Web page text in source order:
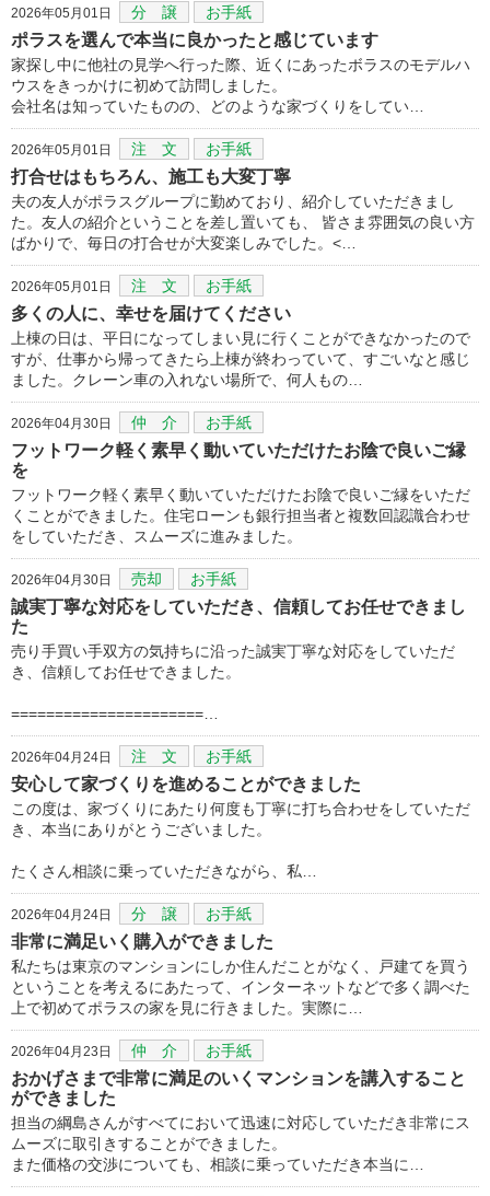
2026年05月01日 分 譲 お手紙
ポラスを選んで本当に良かったと感じています
家探し中に他社の見学へ行った際、近くにあったボラスのモデルハ
ウスをきっかけに初めて訪問しました。
会社名は知っていたものの、どのような家づくりをしてい…
2026年05月01日 注 文 お手紙
打合せはもちろん、施工も大変丁寧
夫の友人がポラスグループに勤めており、紹介していただきまし
た。友人の紹介ということを差し置いても、 皆さま雰囲気の良い方
ばかりで、毎日の打合せが大変楽しみでした。<…
2026年05月01日 注 文 お手紙
多くの人に、幸せを届けてください
上棟の日は、平日になってしまい見に行くことができなかったので
すが、仕事から帰ってきたら上棟が終わっていて、すごいなと感じ
ました。クレーン車の入れない場所で、何人もの…
2026年04月30日 仲 介 お手紙
フットワーク軽く素早く動いていただけたお陰で良いご縁
を
フットワーク軽く素早く動いていただけたお陰で良いご縁をいただ
くことができました。住宅ローンも銀行担当者と複数回認識合わせ
をしていただき、スムーズに進みました。
2026年04月30日 売却 お手紙
誠実丁寧な対応をしていただき、信頼してお任せできまし
た
売り手買い手双方の気持ちに沿った誠実丁寧な対応をしていただ
き、信頼してお任せできました。
======================…
2026年04月24日 注 文 お手紙
安心して家づくりを進めることができました
この度は、家づくりにあたり何度も丁寧に打ち合わせをしていただ
き、本当にありがとうございました。
たくさん相談に乗っていただきながら、私…
2026年04月24日 分 譲 お手紙
非常に満足いく購入ができました
私たちは東京のマンションにしか住んだことがなく、戸建てを買う
ということを考えるにあたって、インターネットなどで多く調べた
上で初めてポラスの家を見に行きました。実際に…
2026年04月23日 仲 介 お手紙
おかげさまで非常に満足のいくマンションを講入すること
ができました
担当の綱島さんがすべてにおいて迅速に対応していただき非常にス
ムーズに取引きすることができました。
また価格の交渉についても、相談に乗っていただき本当に…